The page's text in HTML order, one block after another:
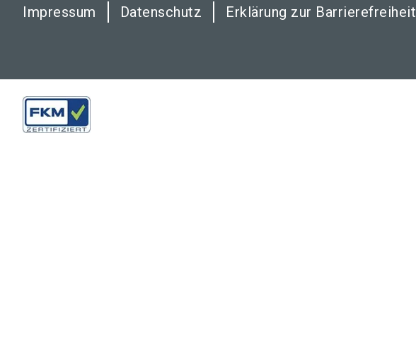
Impressum Datenschutz Erklärung zur Barrierefreiheit